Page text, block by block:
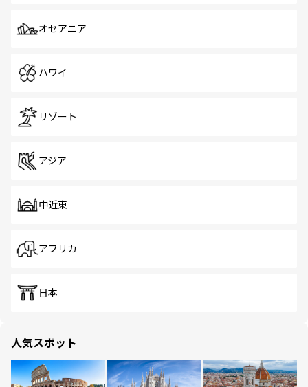
オセアニア
ハワイ
リゾート
アジア
中近東
アフリカ
日本
人気スポット